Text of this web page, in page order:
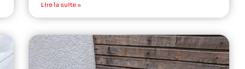
Lire la suite »